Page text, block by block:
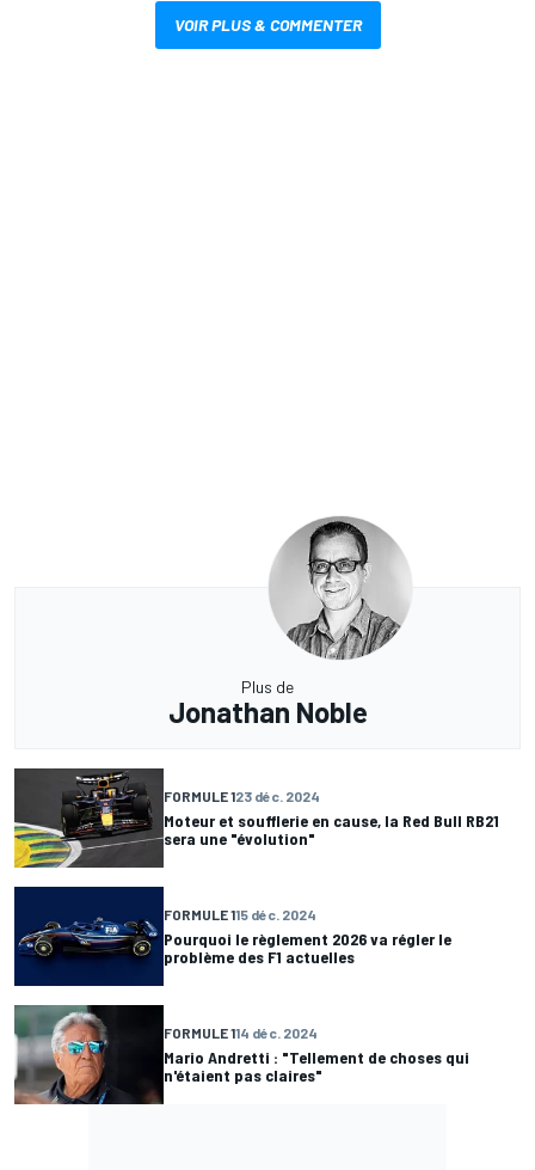
VOIR PLUS & COMMENTER
Plus de
Jonathan Noble
FORMULE 123 déc. 2024
Moteur et soufflerie en cause, la Red Bull RB21
sera une "évolution"
FORMULE 115 déc. 2024
Pourquoi le règlement 2026 va régler le
problème des F1 actuelles
FORMULE 114 déc. 2024
Mario Andretti : "Tellement de choses qui
n'étaient pas claires"